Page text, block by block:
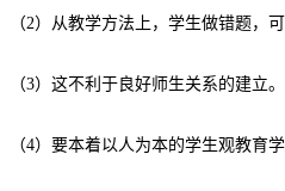
（2）从教学方法上，学生做错题，
（3）这不利于良好师生关系的建立。
（4）要本着以人为本的学生观教育学